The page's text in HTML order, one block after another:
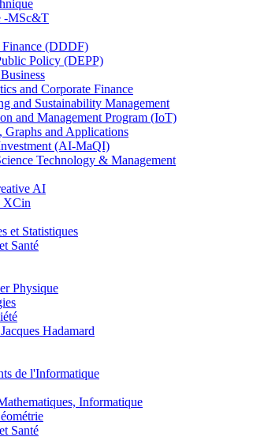
-MSc&T
(DDDF)
Policy (DEPP)
and Corporate Finance
and Sustainability Management
and Management Program (IoT)
and Applications
(AI-MaQI)
Technology & Management
AI
XCin
et Statistiques
Santé
Physique
Hadamard
de l'Informatique
Informatique
Santé